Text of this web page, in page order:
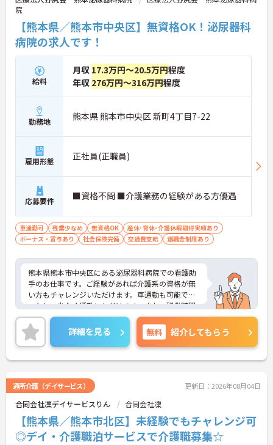
業環境に加え、産前産後休暇や育児休暇制度がしっ
かりと整備されています。オンとオフの切り替えを
明確にし、心身ともに充実した状態で長くご活躍い
・グループホーム一棟あたりの入居者様20名定員を
常時2～4名のスタッフで支援、国基準を上回る人員
配置や夜間複数名体制が敷かれているため、業務に
追われることなくご利用者様のペースに合わせたサ
ポートが可能です。施設も専用設計で働きやすく、
ご自身の理想とする福祉を実践できる環境が整って
院
【熊本県／熊本市中央区】無資格OK！泌尿器科
病院の求人です！
給料
月収 17.3万円～20.5万円程度
年収 276万円～316万円程度
勤務地 熊本県 熊本市中央区 新町4丁目7-22
雇用形態 正社員(正職員)
応募要件 ■資格不問 ■介護業務の経験がある方優遇
車通勤可 残業少なめ 無資格OK
産休･育休･介護休暇取得実績あり
ボーナス・賞与あり
社会保険完備 交通費支給 退職金制度あり
熊本県熊本市中央区にある泌尿器科病院での看護助
手のお仕事です。ご経験があれば介護系の資格が無
い方もチャレンジいただけます。車通勤も可能で、
ストレス少なく通勤いただけます。また、残業時間
も少ないのでプライベートにも影響は出にくいで
す。
ご興味がある方は是非一度マイナビまでお問合せ下
さい。更に詳細などお伝えします。
詳細を見る 無料 紹介してもらう
通所介護（デイサービス） 更新日：2026年08月04日
合同会社凜デイサービスりん 合同会社凜
【熊本県／熊本市北区】未経験でもチャレンジ可
◎デイ・介護職泊サービスで介護職募集☆